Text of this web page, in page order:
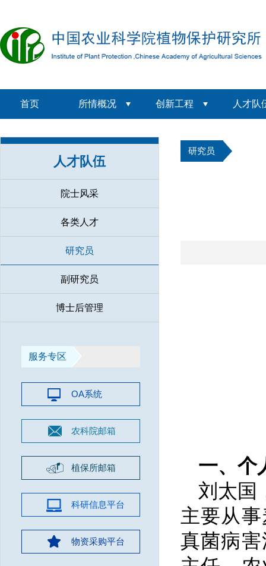
首页 所情概况 创新工程 人才队
人才队伍
院士风采
各类人才
研究员
副研究员
博士后管理
服务专区
OA系统
农科院邮箱
植保所邮箱
科研信息平台
物资采购平台
研究员
一、个
刘太国
主要从
真菌病